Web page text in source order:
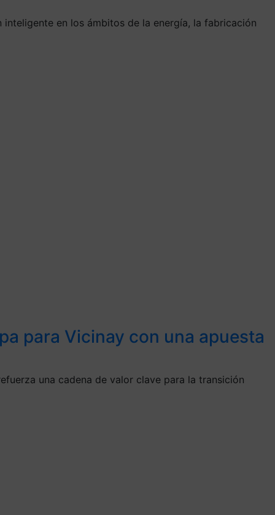
inteligente en los ámbitos de la energía, la fabricación
para Vicinay con una apuesta
una cadena de valor clave para la transición